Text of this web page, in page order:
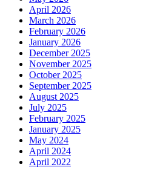
April 2026
March 2026
February 2026
January 2026
December 2025
November 2025
October 2025
September 2025
August 2025
July 2025
February 2025
January 2025
May 2024
April 2024
April 2022